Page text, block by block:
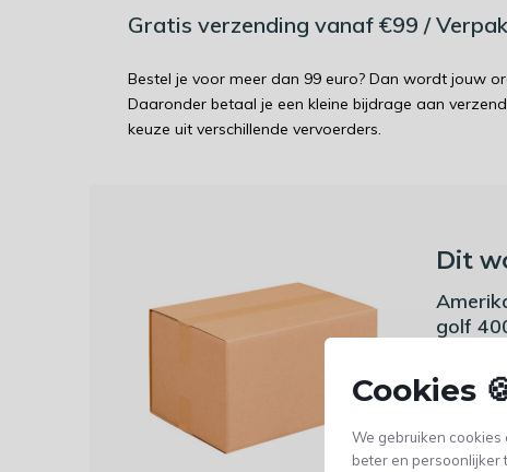
Cookies
We gebruiken
beter en persoonlijker
Gratis verzending vanaf €99 /
Bestel je voor meer dan 99 euro? Dan wordt jouw
Daaronder betaal je een kleine bijdrage aan
keuze uit verschillende vervoerders.
Dit
golf
1,44
(1,19 Excl.